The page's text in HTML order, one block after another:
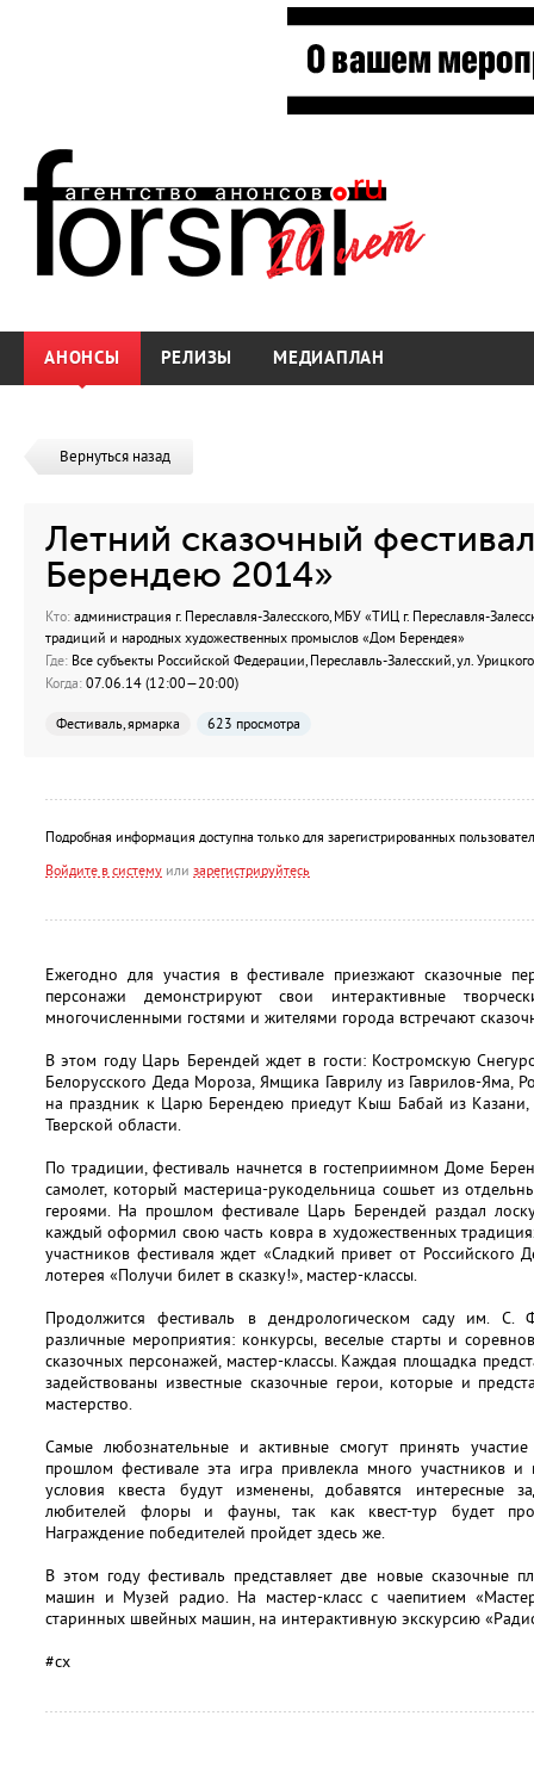
АНОНСЫ РЕЛИЗЫ МЕДИАПЛАН
Вернуться назад
Летний сказочный
Берендею 2014»
Кто: администрация г. Переславля-Залесского, МБУ «ТИЦ г. Переславля-
традиций и народных художественных промыслов «Дом Берендея»
Где: Все субъекты Российской Федерации, Переславль-Залесский, ул.
Когда: 07.06.14 (12:00—20:00)
Фестиваль, ярмарка 623 просмотра
Подробная информация доступна только для зарегистрированных
Войдите в систему или зарегистрируйтесь
Ежегодно для участия в фестивале приезжают сказочные
персонажи демонстрируют свои интерактивные
многочисленными гостями и жителями города встречают
В этом году Царь Берендей ждет в гости: Костромскую
Белорусского Деда Мороза, Ямщика Гаврилу из Гаврилов-Яма,
на праздник к Царю Берендею приедут Кыш Бабай из
Тверской области.
По традиции, фестиваль начнется в гостеприимном Доме
самолет, который мастерица-рукодельница сошьет из
героями. На прошлом фестивале Царь Берендей раздал
каждый оформил свою часть ковра в художественных
участников фестиваля ждет «Сладкий привет от Российского
лотерея «Получи билет в сказку!», мастер-классы.
Продолжится фестиваль в дендрологическом саду им. С.
различные мероприятия: конкурсы, веселые старты и
сказочных персонажей, мастер-классы. Каждая площадка
задействованы известные сказочные герои, которые и
мастерство.
Самые любознательные и активные смогут принять
прошлом фестивале эта игра привлекла много участников
условия квеста будут изменены, добавятся интересные
любителей флоры и фауны, так как квест-тур будет
Награждение победителей пройдет здесь же.
В этом году фестиваль представляет две новые сказочные
машин и Музей радио. На мастер-класс с чаепитием
старинных швейных машин, на интерактивную экскурсию
#сх